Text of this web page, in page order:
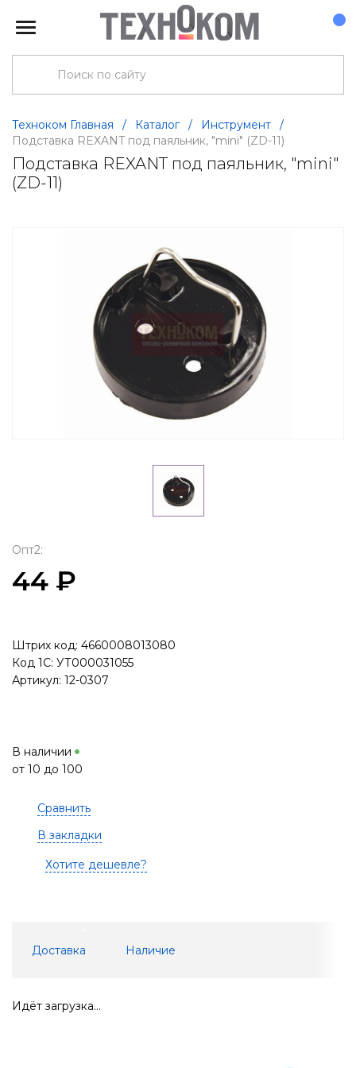
Техноком Главная / Каталог / Инструмент
/
Подставка REXANT под паяльник, "mini" (ZD-11)
Подставка REXANT под паяльник, "mini"
(ZD-11)
Опт2:
44 ₽
Штрих код: 4660008013080
Код 1С: УТ000031055
Артикул: 12-0307
В наличии
от 10 до 100
Сравнить
В закладки
Хотите дешевле?
Доставка Наличие
Идёт загрузка...